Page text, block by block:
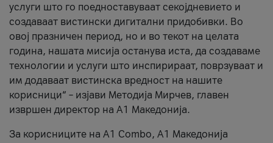
услуги што го поедноставуваат секојдневието и
создаваат вистински дигитални придобивки. Во
овој празничен период, но и во текот на целата
година, нашата мисија останува иста, да создаваме
технологии и услуги што инспирираат, поврзуваат и
им додаваат вистинска вредност на нашите
корисници“ – изјави Методија Мирчев, главен
извршен директор на А1 Македонија.
За корисниците на A1 Combo, А1 Македонија